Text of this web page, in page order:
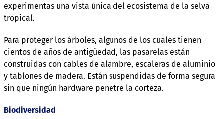
experimentas una vista única del ecosistema de la selva
tropical.
Para proteger los árboles, algunos de los cuales tienen
cientos de años de antigüedad, las pasarelas están
construidas con cables de alambre, escaleras de aluminio
y tablones de madera. Están suspendidas de forma segura
sin que ningún hardware penetre la corteza.
Biodiversidad